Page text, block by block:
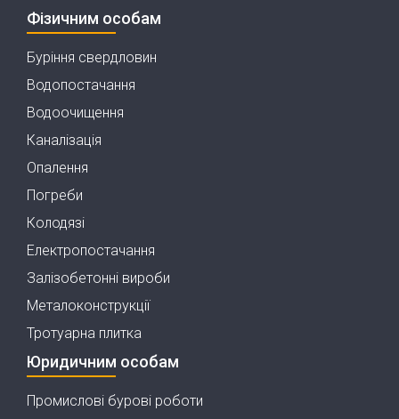
Фізичним особам
Буріння свердловин
Водопостачання
Водоочищення
Каналізація
Опалення
Погреби
Колодязі
Електропостачання
Залізобетонні вироби
Металоконструкції
Тротуарна плитка
Юридичним особам
Промислові бурові роботи